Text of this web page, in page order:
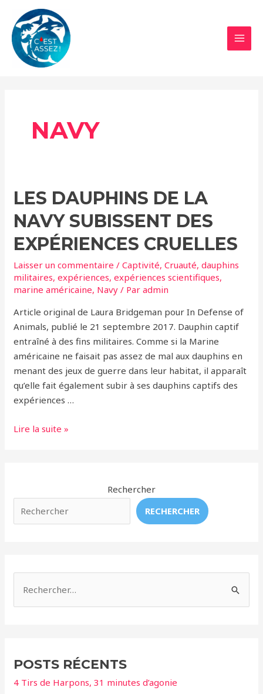
contenu
NAVY
LES DAUPHINS DE LA
NAVY SUBISSENT DES
EXPÉRIENCES CRUELLES
Laisser un commentaire /Captivité,Cruauté,dauphins
militaires,expériences,expériences scientifiques,
marine américaine, Navy / Paradmin
Article original de Laura Bridgeman pour In Defense of
Animals, publié le 21 septembre 2017. Dauphin captif
entraîné à des fins militaires. Comme si la Marine
américaine ne faisait pas assez de mal aux dauphins en
menant des jeux de guerre dans leur habitat, il apparaît
qu’elle fait également subir à ses dauphins captifs des
expériences …
Les
Subissent
des
Lire la suite »
Rechercher
RECHERCHER
r
c
POSTS RÉCENTS
4 Tirs de Harpons, 31 minutes d’agonie